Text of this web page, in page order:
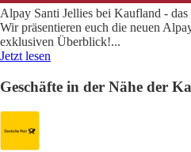
Alpay Santi Jellies bei Kaufland -
Wir präsentieren euch die neuen
exklusiven Überblick!...
Jetzt lesen
Geschäfte in der Nähe der